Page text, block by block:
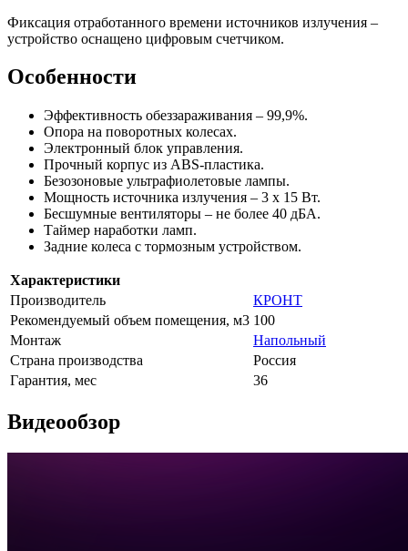
Фиксация отработанного времени источников излучения –
устройство оснащено цифровым счетчиком.
Особенности
Эффективность обеззараживания – 99,9%.
Опора на поворотных колесах.
Электронный блок управления.
Прочный корпус из ABS-пластика.
Безозоновые ультрафиолетовые лампы.
Мощность источника излучения – 3 x 15 Вт.
Бесшумные вентиляторы – не более 40 дБА.
Таймер наработки ламп.
Задние колеса с тормозным устройством.
Характеристики
Производитель
КРОНТ
Рекомендуемый объем помещения, м3 100
Монтаж
Напольный
Страна производства
Россия
Гарантия, мес
36
Видеообзор